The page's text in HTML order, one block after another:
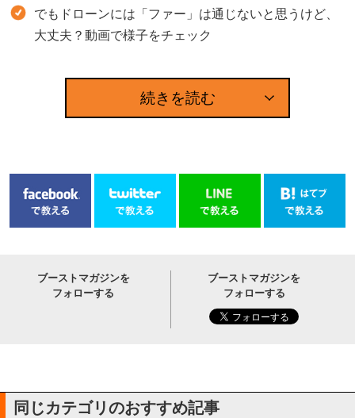
でもドローンには「ファー」は通じないと思うけど、
大丈夫？動画で様子をチェック
続きを読む
ブーストマガジンを
フォローする
ブーストマガジンを
フォローする
同じカテゴリのおすすめ記事